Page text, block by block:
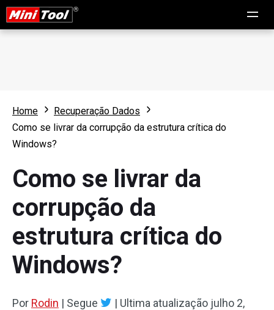
Home
Recuperação Dados
Como se livrar da corrupção da estrutura crítica do
Windows?
Como se livrar da
corrupção da
estrutura crítica do
Windows?
Por Rodin | Segue | Ultima atualização julho 2,